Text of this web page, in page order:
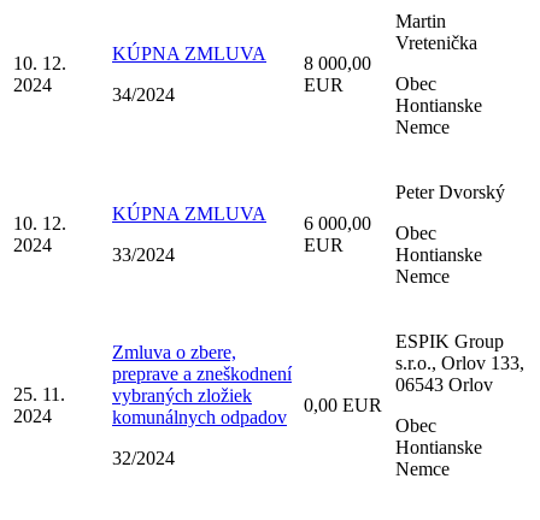
10. 12.
2024
KÚPNA ZMLUVA
34/2024
8 000,00
EUR
Martin
Vretenička
Obec
Hontianske
Nemce
10. 12.
2024
KÚPNA ZMLUVA
33/2024
6 000,00
EUR
Peter Dvorský
Obec
Hontianske
Nemce
25. 11.
2024
Zmluva o zbere,
preprave a zneškodnení
vybraných zložiek
komunálnych odpadov
32/2024
0,00 EUR
ESPIK Group
s.r.o., Orlov 133,
06543 Orlov
Obec
Hontianske
Nemce